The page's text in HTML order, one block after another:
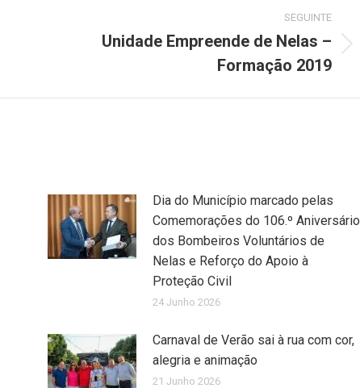
SEGUINTE
Unidade Empreende de Nelas –
Formação 2019
Dia do Município marcado pelas
Comemorações do 106.º Aniversário
dos Bombeiros Voluntários de
Nelas e Reforço do Apoio à
Proteção Civil
24 Junho 2026
Carnaval de Verão sai à rua com cor,
alegria e animação
21 Junho 2026